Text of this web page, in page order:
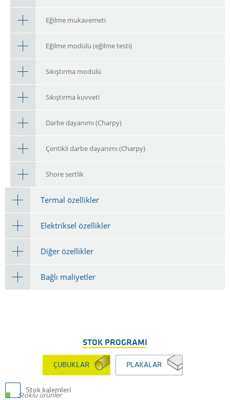
Eğilme mukavemeti
Eğilme modülü (eğilme testi)
Sıkıştırma modülü
Sıkıştırma kuvveti
Darbe dayanımı (Charpy)
Çentikli darbe dayanımı (Charpy)
Shore sertlik
Termal özellikler
Elektriksel özellikler
Diğer özellikler
Bağlı maliyetler
STOK PROGRAMI
ÇUBUKLAR PLAKALAR
Stok kalemleri
Stoklu ürünler